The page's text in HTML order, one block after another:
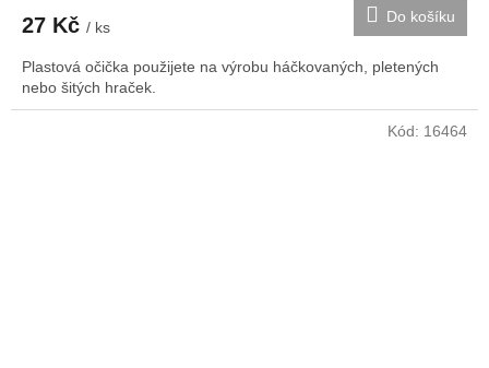
27 Kč / ks
Do košíku
Plastová očička použijete na výrobu háčkovaných, pletených
nebo šitých hraček.
Kód: 16464